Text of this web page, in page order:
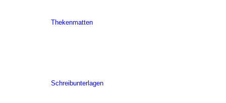
Thekenmatten
Schreibunterlagen